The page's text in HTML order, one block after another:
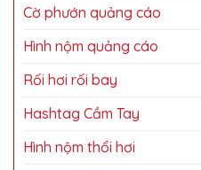
Cờ phướn quảng cáo
Hình nộm quảng cáo
Rối hơi rối bay
Hashtag Cầm Tay
Hình nộm thổi hơi